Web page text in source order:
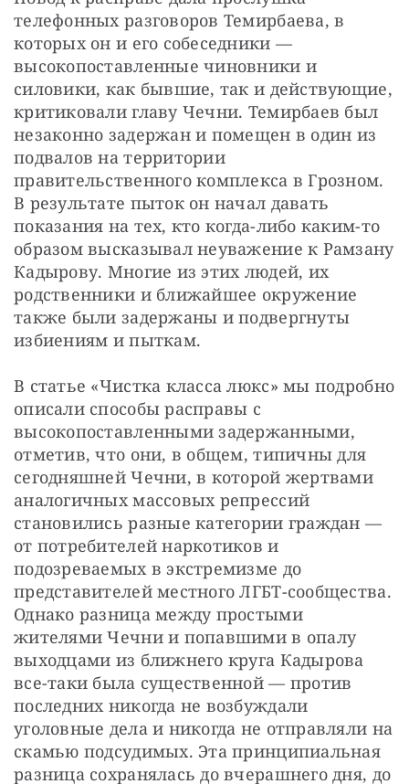
телефонных разговоров Темирбаева, в
которых он и его собеседники —
высокопоставленные чиновники и
силовики, как бывшие, так и действующие,
критиковали главу Чечни. Темирбаев был
незаконно задержан и помещен в один из
подвалов на территории
правительственного комплекса в Грозном.
В результате пыток он начал давать
показания на тех, кто когда-либо каким-то
образом высказывал неуважение к Рамзану
Кадырову. Многие из этих людей, их
родственники и ближайшее окружение
также были задержаны и подвергнуты
избиениям и пыткам.
В статье «Чистка класса люкс» мы подробно
описали способы расправы с
высокопоставленными задержанными,
отметив, что они, в общем, типичны для
сегодняшней Чечни, в которой жертвами
аналогичных массовых репрессий
становились разные категории граждан —
от потребителей наркотиков и
подозреваемых в экстремизме до
представителей местного ЛГБТ-сообщества.
Однако разница между простыми
жителями Чечни и попавшими в опалу
выходцами из ближнего круга Кадырова
все-таки была существенной — против
последних никогда не возбуждали
уголовные дела и никогда не отправляли на
скамью подсудимых. Эта принципиальная
разница сохранялась до вчерашнего дня, до